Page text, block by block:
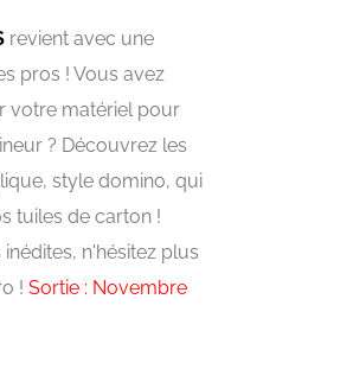
revient avec une
pros ! Vous avez
votre matériel pour
? Découvrez les
style domino, qui
tuiles de carton !
inédites, n'hésitez plus
!Sortie : Novembre